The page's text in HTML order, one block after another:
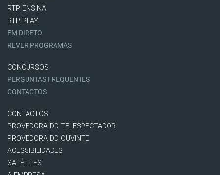
RTP ENSINA
RTP PLAY
EM DIRETO
REVER PROGRAMAS
CONCURSOS
PERGUNTAS FREQUENTES
CONTACTOS
CONTACTOS
PROVEDORA DO TELESPECTADOR
PROVEDORA DO OUVINTE
ACESSIBILIDADES
SATÉLITES